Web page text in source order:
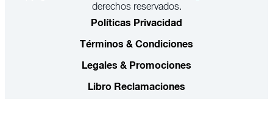
derechos reservados.
Políticas Privacidad
Términos & Condiciones
Legales & Promociones
Libro Reclamaciones